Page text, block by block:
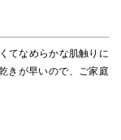
てなめらかな肌触りに
きが早いので、ご家庭